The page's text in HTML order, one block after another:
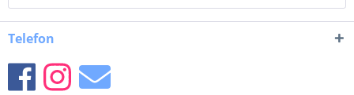
Telefon